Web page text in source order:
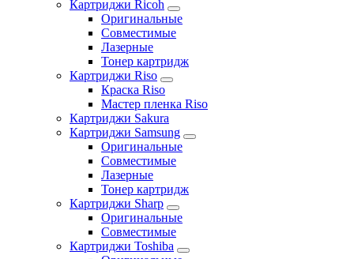
Картриджи Ricoh
Оригинальные
Совместимые
Лазерные
Тонер картридж
Картриджи Riso
Краска Riso
Мастер пленка Riso
Картриджи Sakura
Картриджи Samsung
Оригинальные
Совместимые
Лазерные
Тонер картридж
Картриджи Sharp
Оригинальные
Совместимые
Картриджи Toshiba